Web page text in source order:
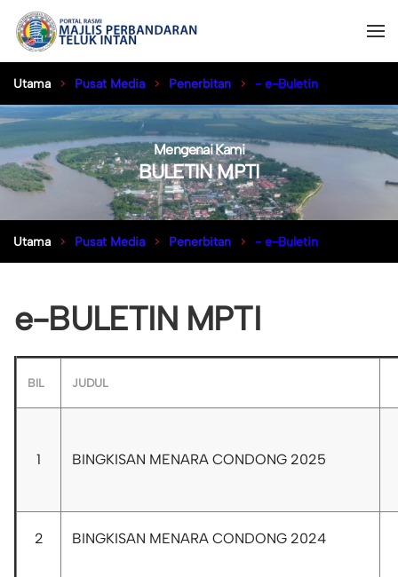
Utama Pusat Media Penerbitan - e-Buletin
Mengenai Kami
BULETIN MPTI
Utama Pusat Media Penerbitan - e-Buletin
e-BULETIN MPTI
BIL JUDUL
1 BINGKISAN MENARA CONDONG 2025
2 BINGKISAN MENARA CONDONG 2024